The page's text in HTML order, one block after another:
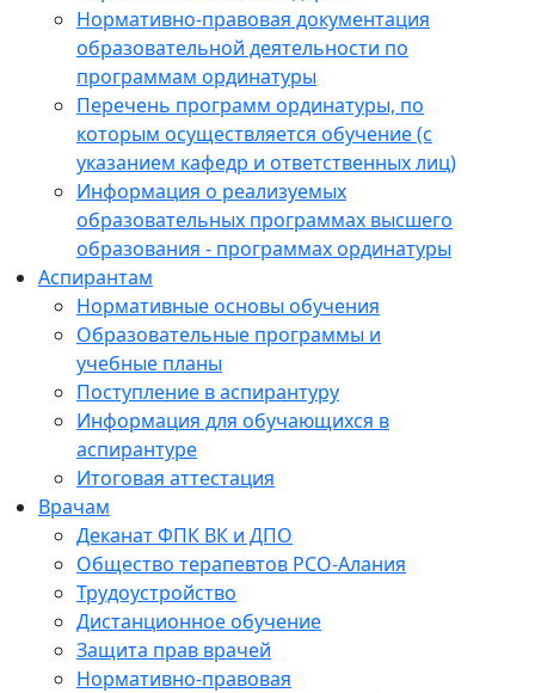
Нормативно-правовая документация
образовательной деятельности по
программам ординатуры
Перечень программ ординатуры, по
которым осуществляется обучение (с
указанием кафедр и ответственных лиц)
Информация о реализуемых
образовательных программах высшего
образования - программах ординатуры
Аспирантам
Нормативные основы обучения
Образовательные программы и
учебные планы
Поступление в аспирантуру
Информация для обучающихся в
аспирантуре
Итоговая аттестация
Врачам
Деканат ФПК ВК и ДПО
Общество терапевтов РСО-Алания
Трудоустройство
Дистанционное обучение
Защита прав врачей
Нормативно-правовая